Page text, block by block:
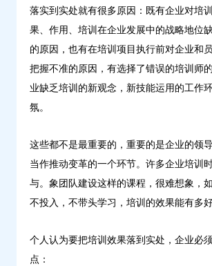
落实到实处就有很多原因：既有企业对培
果、作用、培训在企业发展中的战略地位
的原因，也有在培训项目执行前对企业和
把握不准的原因，有选择了错误的培训师
业缺乏培训的新观念，新技能运用的工作
氛。
这些都不是最重要的，重要的是企业的领
当作推动变革的一个环节。许多企业培训
与。象团队建设这样的课程，很难想象，
不投入，不带头学习，培训的效果能有多
个人认为要把培训效果落到实处，企业必
点：